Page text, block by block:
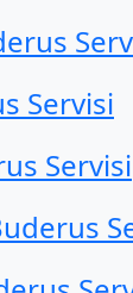
Servisi
Servisi